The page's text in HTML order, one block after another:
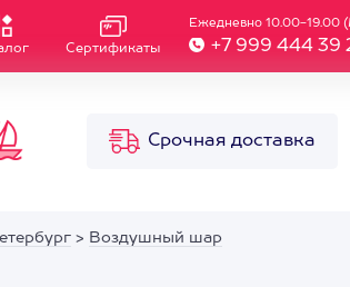
Сертификаты
Ежедневно 10.00-19.00
+7 999 444 39
Срочная доставка
> Воздушный шар